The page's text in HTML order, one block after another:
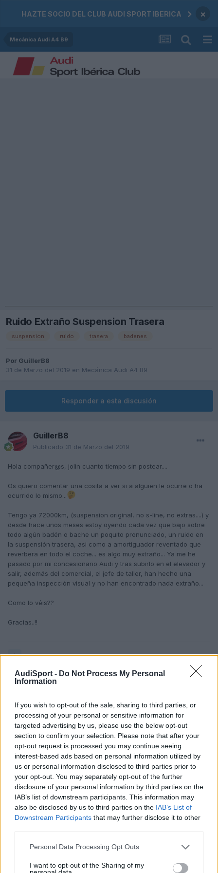
AudiSport - Do Not Process My Personal
Information
If you wish to opt-out of the sale, sharing to third parties, or
processing of your personal or sensitive information for
targeted advertising by us, please use the below opt-out
section to confirm your selection. Please note that after your
opt-out request is processed you may continue seeing
interest-based ads based on personal information utilized by
us or personal information disclosed to third parties prior to
your opt-out. You may separately opt-out of the further
disclosure of your personal information by third parties on the
IAB’s list of downstream participants. This information may
also be disclosed by us to third parties on the IAB’s List of
Downstream Participants that may further disclose it to other
Personal Data Processing Opt Outs
I want to opt-out of the Sharing of my
HAZTE SOCIO DEL CLUB AUDI SPORT IBERICA ×
Mecánica Audi A4 B9
Ruido Extraño Suspension Trasera
suspension ruido trasera badenes
Por GuillerB8
31 de Marzo del 2019 en Mecánica Audi A4 B9
Responder a esta discusión
GuillerB8
Publicado 31 de Marzo del 2019
Hola compañer@s, jolin cuanto tiempo sin postear....
Os quiero comentar una cosita a ver si a alguien le ocurre o ha
ocurrido lo mismo...
Tengo ya 72000km, (suspension original, no s-line, no extras....) y
desde hace unos meses estoy oyendo cada vez que bajo sobre
todo algún badén o bache un poquito pronunciado, un ruido en
la suspensión trasera, asi como a amortiguador reventado que
reverbera en todo el coche... es algo muy extraño... Ya me he
pasado por mi concesionario Audi y tras subirlo en el elevador y
salir, además del comercial, el jefe de taller, han hecho una
pequeña inspección visual y no han encontrado nada extraño...
Como lo véis??
Gracias..!!
Responder